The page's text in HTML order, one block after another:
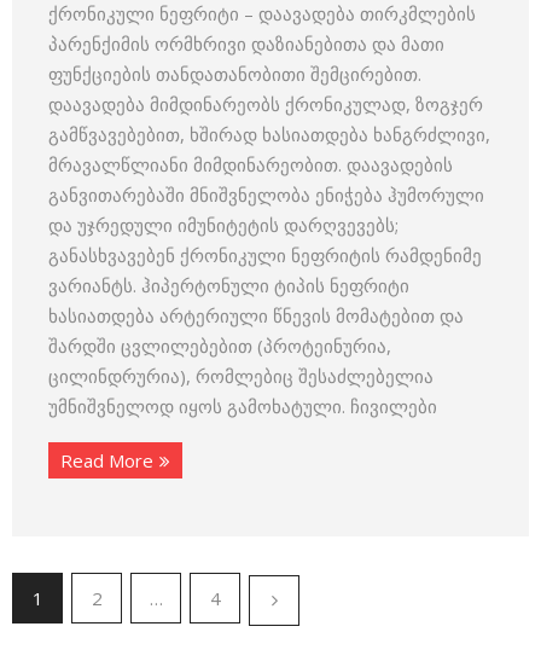
ქრონიკული ნეფრიტი – დაავადება თირკმლების
პარენქიმის ორმხრივი დაზიანებითა და მათი
ფუნქციების თანდათანობითი შემცირებით.
დაავადება მიმდინარეობს ქრონიკულად, ზოგჯერ
გამწვავებებით, ხშირად ხასიათდება ხანგრძლივი,
მრავალწლიანი მიმდინარეობით. დაავადების
განვითარებაში მნიშვნელობა ენიჭება ჰუმორული
და უჯრედული იმუნიტეტის დარღვევებს;
განასხვავებენ ქრონიკული ნეფრიტის რამდენიმე
ვარიანტს. ჰიპერტონული ტიპის ნეფრიტი
ხასიათდება არტერიული წნევის მომატებით და
შარდში ცვლილებებით (პროტეინურია,
ცილინდრურია), რომლებიც შესაძლებელია
უმნიშვნელოდ იყოს გამოხატული. ჩივილები
Read More
1 2 … 4